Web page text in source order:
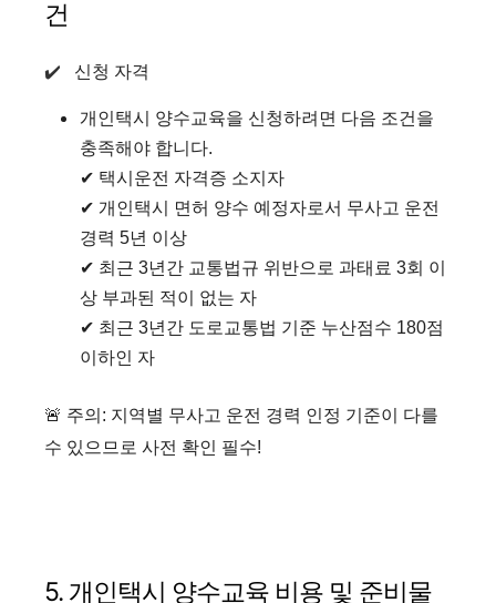
건
✔️ 신청 자격
개인택시 양수교육을 신청하려면 다음 조건을
충족해야 합니다.
✔ 택시운전 자격증 소지자
✔ 개인택시 면허 양수 예정자로서 무사고 운전
경력 5년 이상
✔ 최근 3년간 교통법규 위반으로 과태료 3회 이
상 부과된 적이 없는 자
✔ 최근 3년간 도로교통법 기준 누산점수 180점
이하인 자
🚨 주의: 지역별 무사고 운전 경력 인정 기준이 다를
수 있으므로 사전 확인 필수!
5. 개인택시 양수교육 비용 및 준비물